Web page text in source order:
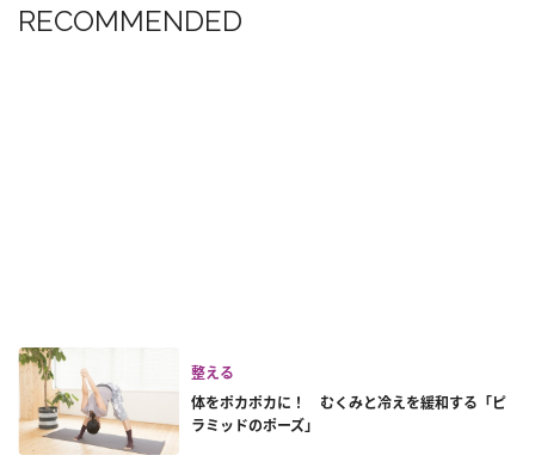
RECOMMENDED
整える
体をポカポカに！ むくみと冷えを緩和する「ピ
ラミッドのポーズ」